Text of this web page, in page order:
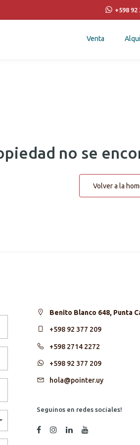
+598 92
Venta
no se
Volver a la
Benito Blanco 648, Punta
+598 92 377 209
+598 2714 2272
+598 92 377 209
hola@pointer.uy
Seguinos en redes sociales!